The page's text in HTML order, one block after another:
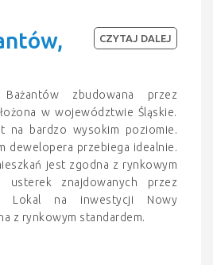
zbudowana przez
w województwie Śląskie.
na bardzo wysokim poziomie.
dewelopera przebiega idealnie.
jest zgodna z rynkowym
usterek znajdowanych przez
Lokal na inwestycji Nowy
z rynkowym standardem.
CZYTAJ DALEJ